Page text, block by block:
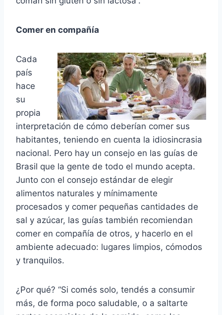
Comer en compañía
Cada
país
hace
su
propia
interpretación de cómo deberían comer sus
habitantes, teniendo en cuenta la idiosincrasia
nacional. Pero hay un consejo en las guías de
Brasil que la gente de todo el mundo acepta.
Junto con el consejo estándar de elegir
alimentos naturales y mínimamente
procesados y comer pequeñas cantidades de
sal y azúcar, las guías también recomiendan
comer en compañía de otros, y hacerlo en el
ambiente adecuado: lugares limpios, cómodos
y tranquilos.
¿Por qué? “Si comés solo, tendés a consumir
más, de forma poco saludable, o a saltarte